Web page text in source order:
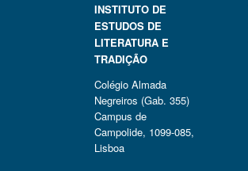
INSTITUTO DE
ESTUDOS DE
LITERATURA E
TRADIÇÃO
Colégio Almada
Negreiros (Gab. 355)
Campus de
Campolide, 1099-085,
Lisboa